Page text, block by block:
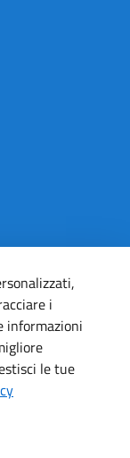
i
informazioni
le tue